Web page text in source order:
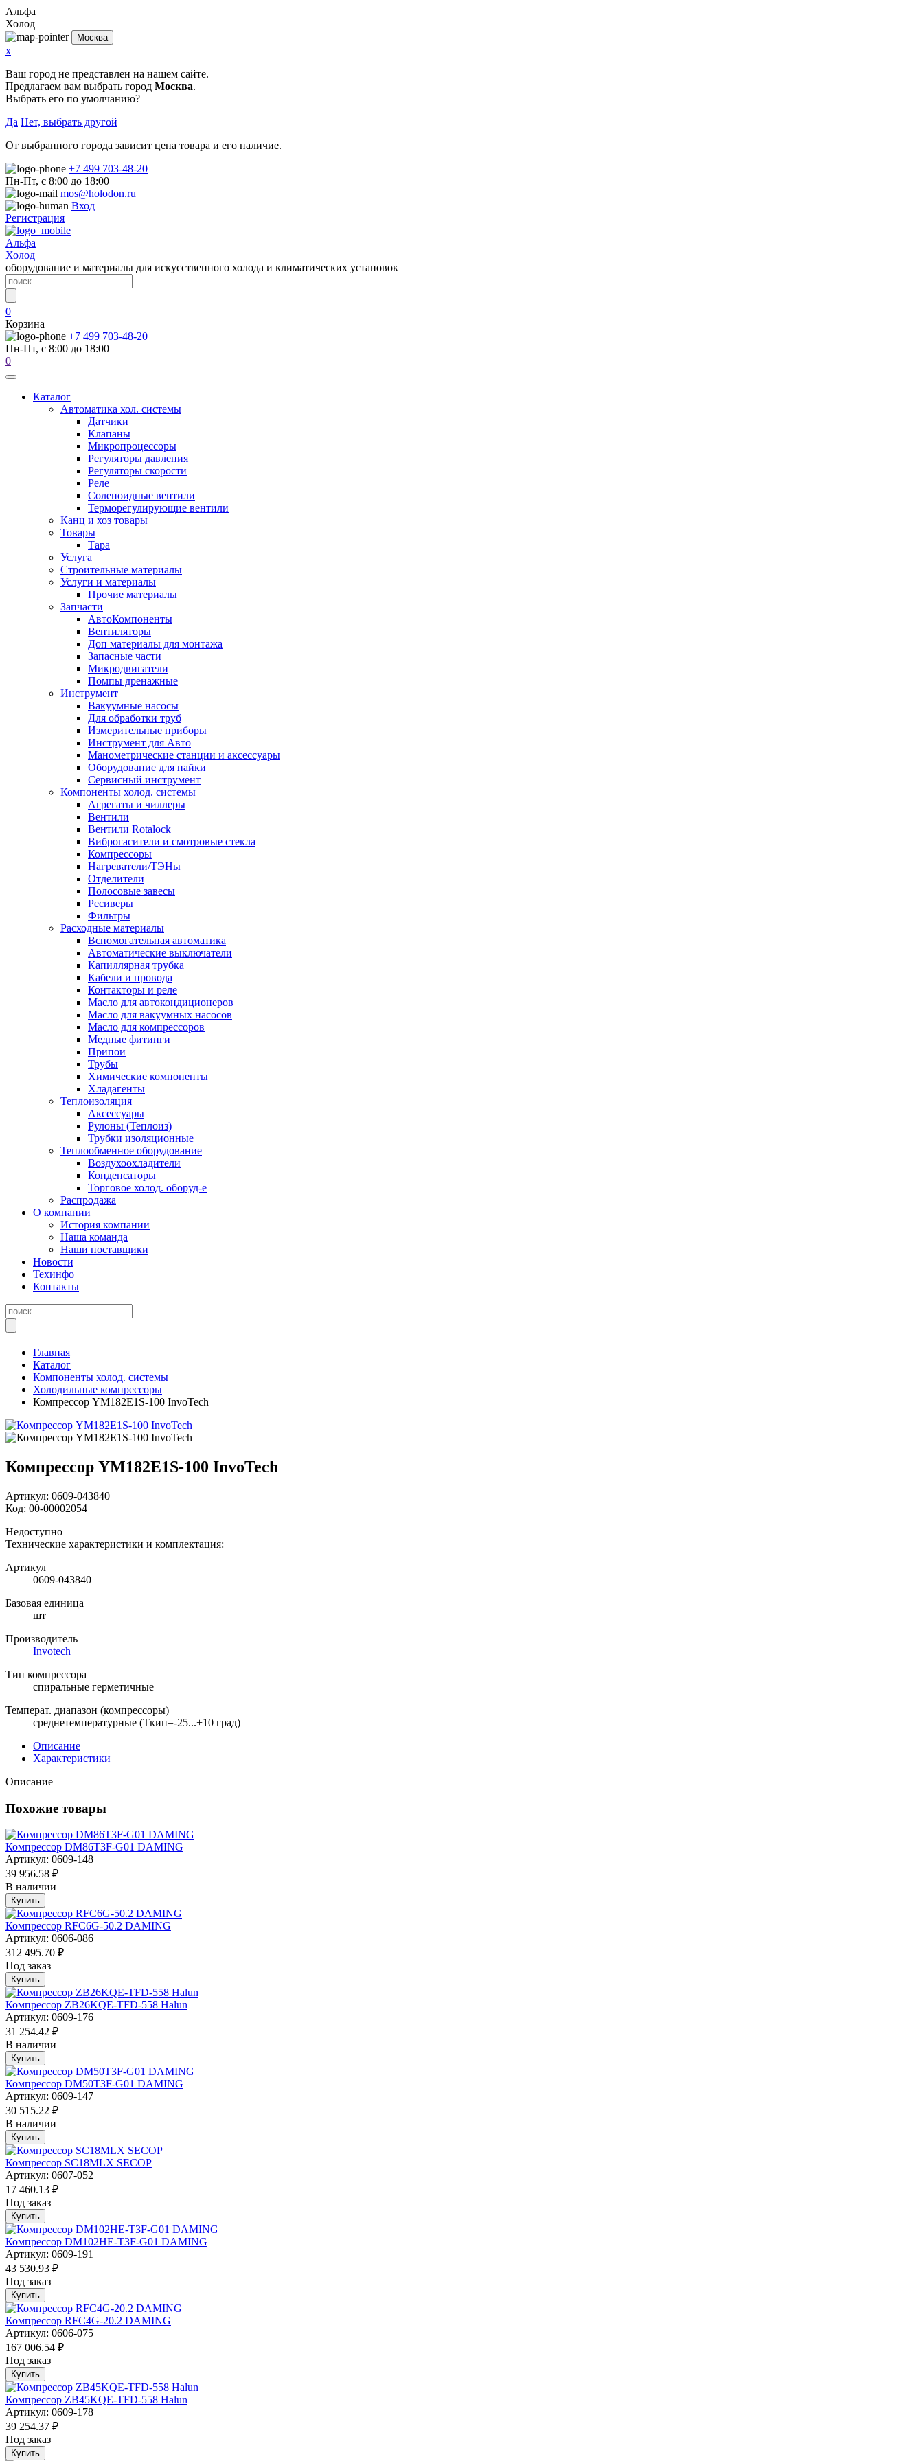
Альфа
Холод
Москва
x
Ваш город не представлен на нашем сайте.
Предлагаем вам выбрать город Москва.
Выбрать его по умолчанию?
Да Нет, выбрать другой
От выбранного города зависит цена товара и его наличие.
+7 499 703-48-20
Пн-Пт, с 8:00 до 18:00
mos@holodon.ru
Вход
Регистрация
Альфа
Холод
оборудование и материалы для искусственного холода и климатических установок
0
Корзина
+7 499 703-48-20
Пн-Пт, с 8:00 до 18:00
0
Каталог
Автоматика хол. системы
Датчики
Клапаны
Микропроцессоры
Регуляторы давления
Регуляторы скорости
Реле
Соленоидные вентили
Терморегулирующие вентили
Канц и хоз товары
Товары
Тара
Услуга
Строительные материалы
Услуги и материалы
Прочие материалы
Запчасти
АвтоКомпоненты
Вентиляторы
Доп материалы для монтажа
Запасные части
Микродвигатели
Помпы дренажные
Инструмент
Вакуумные насосы
Для обработки труб
Измерительные приборы
Инструмент для Авто
Манометрические станции и аксессуары
Оборудование для пайки
Сервисный инструмент
Компоненты холод. системы
Агрегаты и чиллеры
Вентили
Вентили Rotalock
Виброгасители и смотровые стекла
Компрессоры
Нагреватели/ТЭНы
Отделители
Полосовые завесы
Ресиверы
Фильтры
Расходные материалы
Вспомогательная автоматика
Автоматические выключатели
Капиллярная трубка
Кабели и провода
Контакторы и реле
Масло для автокондиционеров
Масло для вакуумных насосов
Масло для компрессоров
Медные фитинги
Припои
Трубы
Химические компоненты
Хладагенты
Теплоизоляция
Аксессуары
Рулоны (Теплоиз)
Трубки изоляционные
Теплообменное оборудование
Воздухоохладители
Конденсаторы
Торговое холод. оборуд-е
Распродажа
О компании
История компании
Наша команда
Наши поставщики
Новости
Техинфо
Контакты
Главная
Каталог
Компоненты холод. системы
Холодильные компрессоры
Компрессор YM182E1S-100 InvoTech
Компрессор YM182E1S-100 InvoTech
Артикул: 0609-043840
Код: 00-00002054
Недоступно
Технические характеристики и комплектация:
Артикул
0609-043840
Базовая единица
шт
Производитель
Invotech
Тип компрессора
спиральные герметичные
Температ. диапазон (компрессоры)
среднетемпературные (Ткип=-25...+10 град)
Описание
Характеристики
Описание
Похожие товары
Компрессор DM86T3F-G01 DAMING
Артикул: 0609-148
39 956.58 ₽
В наличии
Купить
Компрессор RFC6G-50.2 DAMING
Артикул: 0606-086
312 495.70 ₽
Под заказ
Купить
Компрессор ZB26KQE-TFD-558 Halun
Артикул: 0609-176
31 254.42 ₽
В наличии
Купить
Компрессор DM50T3F-G01 DAMING
Артикул: 0609-147
30 515.22 ₽
В наличии
Купить
Компрессор SC18MLX SECOP
Артикул: 0607-052
17 460.13 ₽
Под заказ
Купить
Компрессор DM102HE-T3F-G01 DAMING
Артикул: 0609-191
43 530.93 ₽
Под заказ
Купить
Компрессор RFC4G-20.2 DAMING
Артикул: 0606-075
167 006.54 ₽
Под заказ
Купить
Компрессор ZB45KQE-TFD-558 Halun
Артикул: 0609-178
39 254.37 ₽
Под заказ
Купить